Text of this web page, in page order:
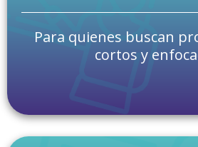
Para quienes buscan
cortos y